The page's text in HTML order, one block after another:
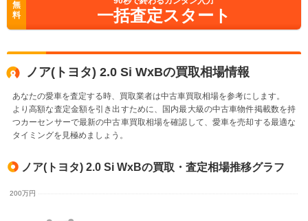
無
料
一括査定スタート
ノア(トヨタ) 2.0 Si WxBの買取相場情報
あなたの愛車を査定する時、買取業者は中古車買取相場を参考にします。
より高額な査定金額を引き出すために、国内最大級の中古車物件掲載数を持
つカーセンサーで最新の中古車買取相場を確認して、愛車を売却する最適な
タイミングを見極めましょう。
ノア(トヨタ) 2.0 Si WxBの買取・査定相場推移グラフ